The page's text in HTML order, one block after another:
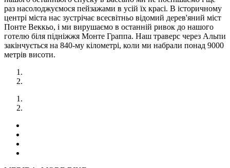
раз насолоджуємося пейзажами в усій їх красі. В історичному
центрі міста нас зустрічає всесвітньо відомий дерев'яний міст
Понте Веккьо, і ми вирушаємо в останній ривок до нашого
готелю біля підніжжя Монте Граппа. Наш траверс через Альпи
закінчується на 840-му кілометрі, коли ми набрали понад 9000
метрів висоти.